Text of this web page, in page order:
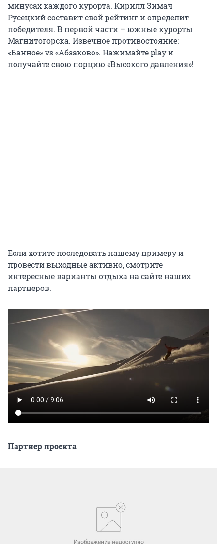
минусах каждого курорта. Кирилл Зимач
Русецкий составит свой рейтинг и определит
победителя. В первой части – южные курорты
Магнитогорска. Извечное противостояние:
«Банное» vs «Абзаково». Нажимайте play и
получайте свою порцию «Высокого давления»!
Если хотите последовать нашему примеру и
провести выходные активно, смотрите
интересные варианты отдыха на сайте наших
партнеров.
Партнер проекта